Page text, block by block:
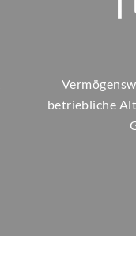
betriebliche